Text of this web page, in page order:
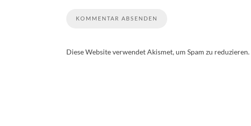
Diese Website verwendet Akismet, um Spam zu reduzieren.